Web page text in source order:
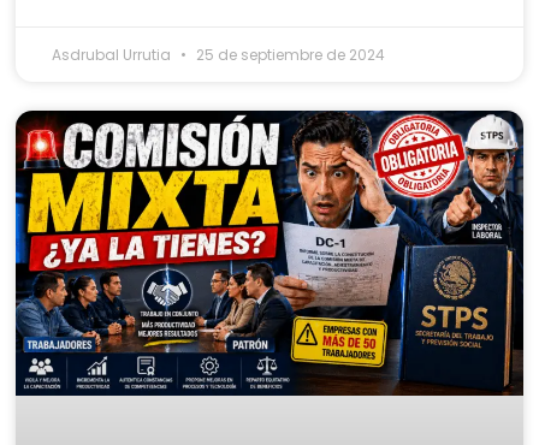
Asdrubal Urrutia 25 de septiembre de 2024